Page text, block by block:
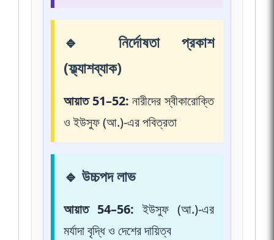
🔹 নির্দোষতা প্রকাশ
(ফ্ল্যাশব্যাক)
আয়াত 51–52: নারীদের স্বীকারোক্তি
ও ইউসুফ (আ.)-এর পবিত্রতা
🔹 উচ্চপদ লাভ
আয়াত 54–56: ইউসুফ (আ.)-এর
মর্যাদা বৃদ্ধি ও দেশের দায়িত্ব